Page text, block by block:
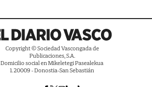
Copyright © Sociedad Vascongada de
Publicaciones, S.A.
Domicilio social en Mikeletegi Pasealekua
1. 20009 - Donostia-San Sebastián